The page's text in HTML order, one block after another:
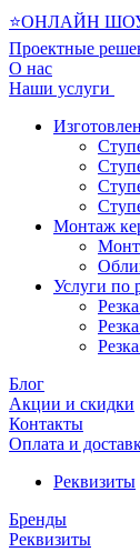
⭐ОНЛАЙН
Проектные
О нас
Наши услуги
Монтаж
Услуги по
Блог
Акции и скидки
Контакты
Оплата и
Реквизиты
Бренды
Реквизиты